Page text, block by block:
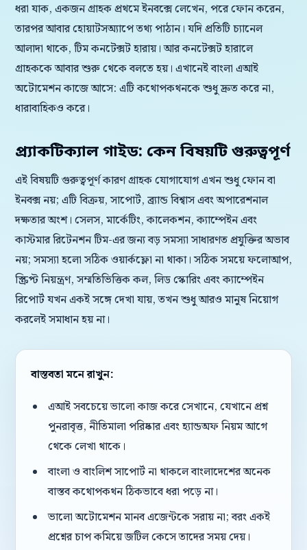
ধরা যাক, একজন গ্রাহক প্রথমে ইনবক্সে লেখেন, পরে ফোন করেন,
তারপর আবার হোয়াটসঅ্যাপে তথ্য পাঠান। যদি প্রতিটি চ্যানেল
আলাদা থাকে, টিম কনটেক্সট হারায়। আর কনটেক্সট হারালে
গ্রাহককে আবার শুরু থেকে বলতে হয়। এখানেই বাংলা এআই
অটোমেশন কাজে আসে: এটি কথোপকথনকে শুধু দ্রুত করে না,
ধারাবাহিকও করে।
প্র্যাকটিক্যাল গাইড: কেন বিষয়টি গুরুত্বপূর্ণ
এই বিষয়টি গুরুত্বপূর্ণ কারণ গ্রাহক যোগাযোগ এখন শুধু ফোন বা
ইনবক্স নয়; এটি বিক্রয়, সাপোর্ট, ব্র্যান্ড বিশ্বাস এবং অপারেশনাল
দক্ষতার অংশ। সেলস, মার্কেটিং, কালেকশন, ক্যাম্পেইন এবং
কাস্টমার রিটেনশন টিম-এর জন্য বড় সমস্যা সাধারণত প্রযুক্তির অভাব
নয়; সমস্যা হলো সঠিক ওয়ার্কফ্লো না থাকা। সঠিক সময়ে ফলোআপ,
স্ক্রিপ্ট নিয়ন্ত্রণ, সম্মতিভিত্তিক কল, লিড স্কোরিং এবং ক্যাম্পেইন
রিপোর্ট যখন একই সঙ্গে দেখা যায়, তখন শুধু আরও মানুষ নিয়োগ
করলেই সমাধান হয় না।
বাস্তবতা মনে রাখুন:
এআই সবচেয়ে ভালো কাজ করে সেখানে, যেখানে প্রশ্ন
পুনরাবৃত্ত, নীতিমালা পরিষ্কার এবং হ্যান্ডঅফ নিয়ম আগে
থেকে লেখা থাকে।
বাংলা ও বাংলিশ সাপোর্ট না থাকলে বাংলাদেশের অনেক
বাস্তব কথোপকথন ঠিকভাবে ধরা পড়ে না।
ভালো অটোমেশন মানব এজেন্টকে সরায় না; বরং একই
প্রশ্নের চাপ কমিয়ে জটিল কেসে তাদের সময় দেয়।